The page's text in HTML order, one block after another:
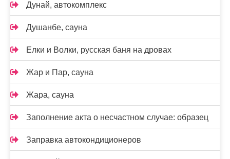
Дунай, автокомплекс
Душанбе, сауна
Елки и Волки, русская баня на дровах
Жар и Пар, сауна
Жара, сауна
Заполнение акта о несчастном случае: образец
Заправка автокондиционеров